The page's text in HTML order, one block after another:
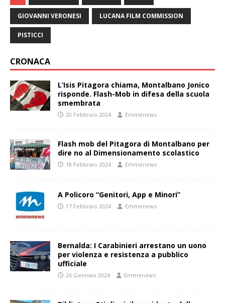
GIOVANNI VERONESI LUCANA FILM COMMISSION
PISTICCI
CRONACA
L’Isis Pitagora chiama, Montalbano Jonico
risponde. Flash-Mob in difesa della scuola
smembrata
20 Febbraio 2024 Emmenews
Flash mob del Pitagora di Montalbano per
dire no al Dimensionamento scolastico
18 Febbraio 2024 Emmenews
A Policoro “Genitori, App e Minori”
17 Febbraio 2024 Emmenews
Bernalda: I Carabinieri arrestano un uono
per violenza e resistenza a pubblico
ufficiale
26 Gennaio 2024 Emmenews